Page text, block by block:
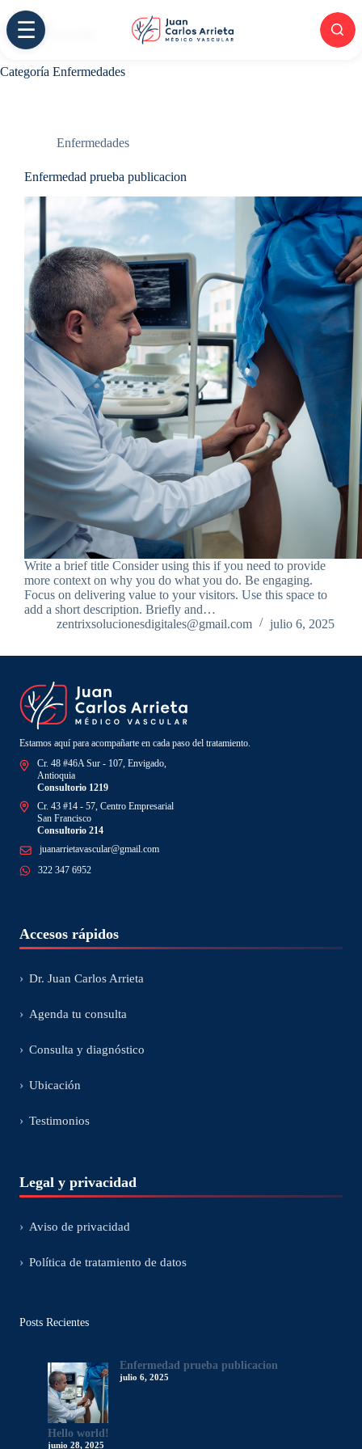
☰
al
contenido
Categoría Enfermedades
Enfermedades
Enfermedad prueba publicacion
Write a brief title Consider using this if you need to provide
more context on why you do what you do. Be engaging.
Focus on delivering value to your visitors. Use this space to
add a short description. Briefly and…
zentrixsolucionesdigitales@gmail.com
julio 6, 2025
Estamos aquí para acompañarte en cada paso del tratamiento.
Cr. 48 #46A Sur - 107, Envigado,
Antioquia
Consultorio 1219
Cr. 43 #14 - 57, Centro Empresarial
San Francisco
Consultorio 214
juanarrietavascular@gmail.com
322 347 6952
Accesos rápidos
› Dr. Juan Carlos Arrieta
› Agenda tu consulta
› Consulta y diagnóstico
› Ubicación
› Testimonios
Legal y privacidad
› Aviso de privacidad
› Política de tratamiento de datos
Posts Recientes
Enfermedad prueba publicacion
julio 6, 2025
Hello world!
junio 28, 2025